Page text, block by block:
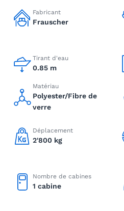
Fabricant
Frauscher
Tirant d'eau
0.85 m
Matériau
Polyester/Fibre de
verre
Déplacement
2'800 kg
Nombre de cabines
1 cabine